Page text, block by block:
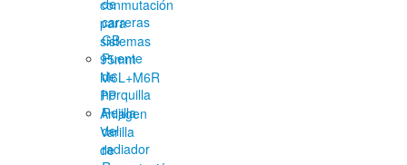
carreras
GB
Puente
de
horquilla
Rejilla
del
radiador
Varilla
de